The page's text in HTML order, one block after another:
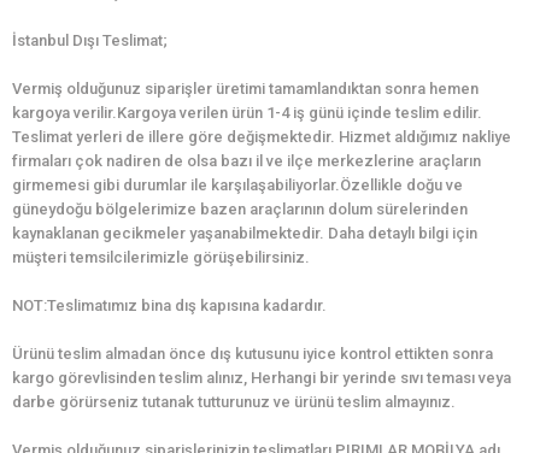
İstanbul Dışı Teslimat;
Vermiş olduğunuz siparişler üretimi tamamlandıktan sonra hemen
kargoya verilir.Kargoya verilen ürün 1-4 iş günü içinde teslim edilir.
Teslimat yerleri de illere göre değişmektedir. Hizmet aldığımız nakliye
firmaları çok nadiren de olsa bazı il ve ilçe merkezlerine araçların
girmemesi gibi durumlar ile karşılaşabiliyorlar.Özellikle doğu ve
güneydoğu bölgelerimize bazen araçlarının dolum sürelerinden
kaynaklanan gecikmeler yaşanabilmektedir. Daha detaylı bilgi için
müşteri temsilcilerimizle görüşebilirsiniz.
NOT:Teslimatımız bina dış kapısına kadardır.
Ürünü teslim almadan önce dış kutusunu iyice kontrol ettikten sonra
kargo görevlisinden teslim alınız, Herhangi bir yerinde sıvı teması veya
darbe görürseniz tutanak tutturunuz ve ürünü teslim almayınız.